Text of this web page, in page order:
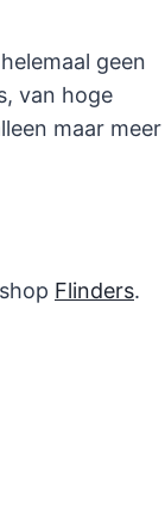
geen
van hoge
maar meer
Flinders.